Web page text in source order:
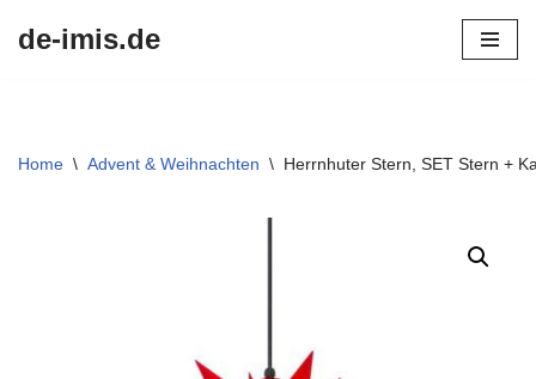
de-imis.de
Home \ Advent & Weihnachten \ Herrnhuter Stern, SET Stern +